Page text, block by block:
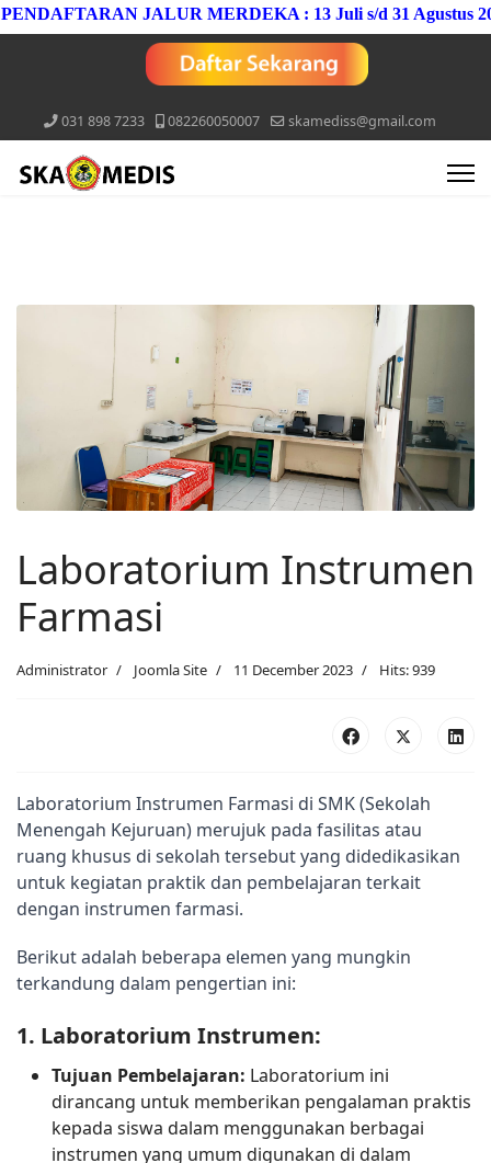
JALUR MERDEKA : 13 Juli s/d 31 Agustus 2026
031 898 7233 082260050007 skamediss@gmail.com
Laboratorium Instrumen
Farmasi
Administrator Joomla Site 11 December 2023 Hits: 939
Laboratorium Instrumen Farmasi di SMK (Sekolah
Menengah Kejuruan) merujuk pada fasilitas atau
ruang khusus di sekolah tersebut yang didedikasikan
untuk kegiatan praktik dan pembelajaran terkait
dengan instrumen farmasi.
Berikut adalah beberapa elemen yang mungkin
terkandung dalam pengertian ini:
1. Laboratorium Instrumen:
Tujuan Pembelajaran: Laboratorium ini
dirancang untuk memberikan pengalaman praktis
kepada siswa dalam menggunakan berbagai
instrumen yang umum digunakan di dalam